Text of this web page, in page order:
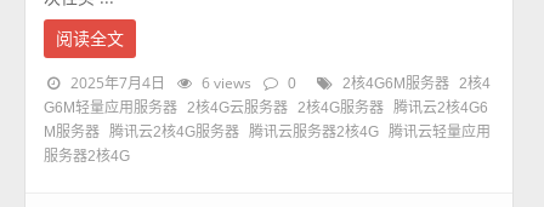
阅读全文
2025年7月4日 6 views 0 2核4G6M服务器
2核4
G6M轻量应用服务器
2核4G云服务器 2核4G服务器 腾讯云2核4G6
M服务器 腾讯云2核4G服务器 腾讯云服务器2核4G 腾讯云轻量应用
服务器2核4G